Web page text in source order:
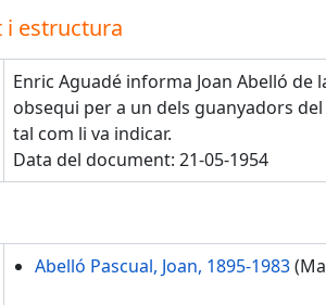
i estructura
Enric Aguadé informa Joan Abelló de
obsequi per a un dels guanyadors
tal com li va indicar.
Data del document: 21-05-1954
Abelló Pascual, Joan, 1895-1983